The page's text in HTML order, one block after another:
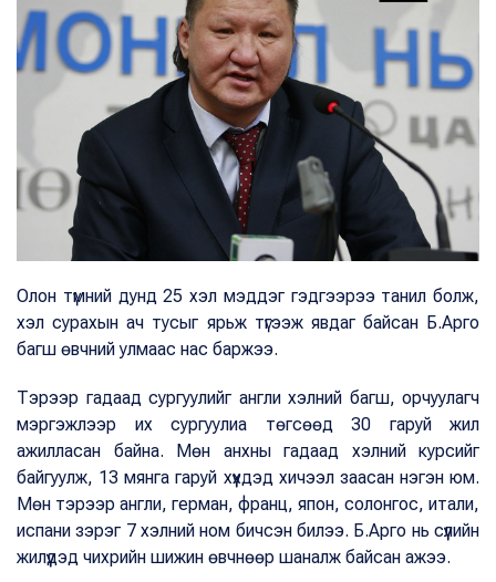
Олон түмний дунд 25 хэл мэддэг гэдгээрээ танил болж,
хэл сурахын ач тусыг ярьж түгээж явдаг байсан Б.Арго
багш өвчний улмаас нас баржээ.
Тэрээр гадаад сургуулийг англи хэлний багш, орчуулагч
мэргэжлээр их сургуулиа төгсөөд 30 гаруй жил
ажилласан байна. Мөн анхны гадаад хэлний курсийг
байгуулж, 13 мянга гаруй хүүхдэд хичээл заасан нэгэн юм.
Мөн тэрээр англи, герман, франц, япон, солонгос, итали,
испани зэрэг 7 хэлний ном бичсэн билээ. Б.Арго нь сүүлийн
жилүүдэд чихрийн шижин өвчнөөр шаналж байсан ажээ.